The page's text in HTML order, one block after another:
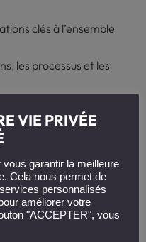
clés à l’ensemble
les processus et les
et les inciter à
aux projets et aux
collaborateurs de
à la réussite
VIE PRIVÉE
garantir la meilleure
Cela nous permet de
personnalisés
améliorer votre
"ACCEPTER", vous